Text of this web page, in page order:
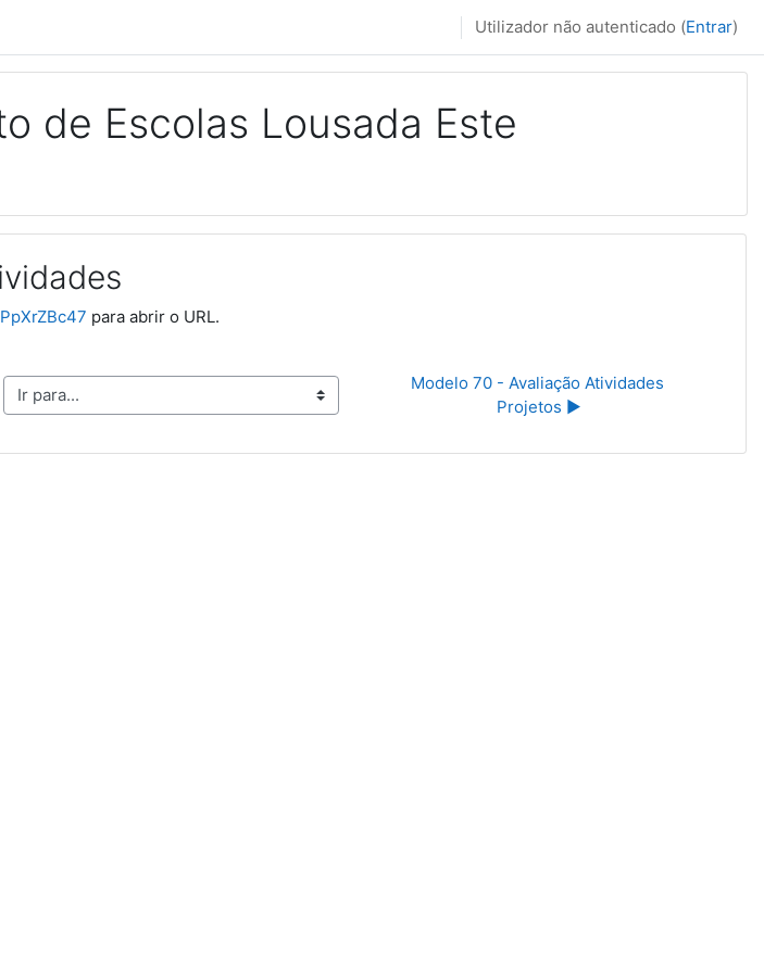
Utilizador não autenticado (Entrar)
de Escolas Lousada Este
para abrir o URL.
Modelo 70 - Avaliação Atividades
Projetos ▶︎